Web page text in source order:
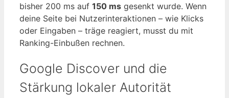
bisher 200 ms auf 150 ms gesenkt wurde. Wenn
deine Seite bei Nutzerinteraktionen – wie Klicks
oder Eingaben – träge reagiert, musst du mit
Ranking-Einbußen rechnen.
Google Discover und die
Stärkung lokaler Autorität